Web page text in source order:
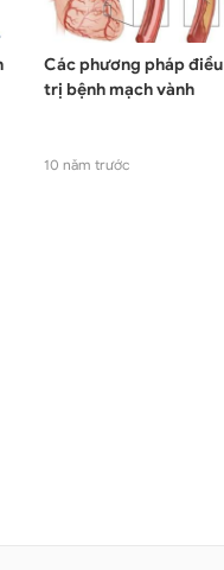
Các phương pháp điều
trị bệnh mạch vành
10 năm trước